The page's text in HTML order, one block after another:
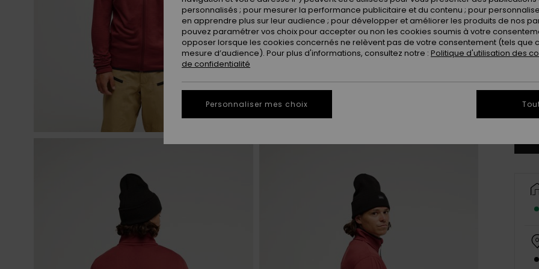
personnalisés ; pour mesurer la performance publicitaire et du contenu ; pour
en apprendre plus sur leur audience ; pour développer et améliorer les produits de nos
pouvez paramétrer vos choix pour accepter ou non les cookies soumis à votre
opposer lorsque les cookies concernés ne relèvent pas de votre consentement (tels que
mesure d’audience). Pour plus d'informations, consultez notre : Politique d'utilisation des
de confidentialité
Personnaliser mes choix